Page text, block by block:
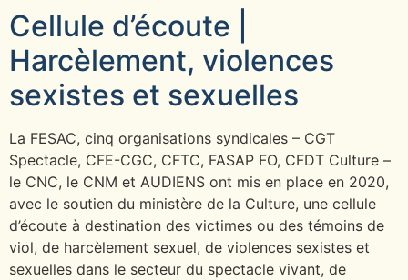
Cellule d’écoute |
Harcèlement, violences
sexistes et sexuelles
La FESAC, cinq organisations syndicales – CGT
Spectacle, CFE-CGC, CFTC, FASAP FO, CFDT Culture –
le CNC, le CNM et AUDIENS ont mis en place en 2020,
avec le soutien du ministère de la Culture, une cellule
d’écoute à destination des victimes ou des témoins de
viol, de harcèlement sexuel, de violences sexistes et
sexuelles dans le secteur du spectacle vivant, de